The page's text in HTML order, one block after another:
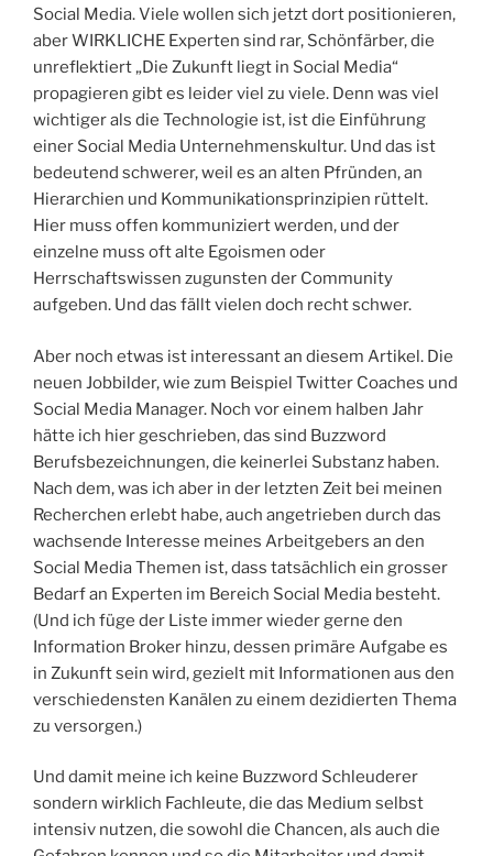
Social Media. Viele wollen sich jetzt dort positionieren,
aber WIRKLICHE Experten sind rar, Schönfärber, die
unreflektiert „Die Zukunft liegt in Social Media“
propagieren gibt es leider viel zu viele. Denn was viel
wichtiger als die Technologie ist, ist die Einführung
einer Social Media Unternehmenskultur. Und das ist
bedeutend schwerer, weil es an alten Pfründen, an
Hierarchien und Kommunikationsprinzipien rüttelt.
Hier muss offen kommuniziert werden, und der
einzelne muss oft alte Egoismen oder
Herrschaftswissen zugunsten der Community
aufgeben. Und das fällt vielen doch recht schwer.
Aber noch etwas ist interessant an diesem Artikel. Die
neuen Jobbilder, wie zum Beispiel Twitter Coaches und
Social Media Manager. Noch vor einem halben Jahr
hätte ich hier geschrieben, das sind Buzzword
Berufsbezeichnungen, die keinerlei Substanz haben.
Nach dem, was ich aber in der letzten Zeit bei meinen
Recherchen erlebt habe, auch angetrieben durch das
wachsende Interesse meines Arbeitgebers an den
Social Media Themen ist, dass tatsächlich ein grosser
Bedarf an Experten im Bereich Social Media besteht.
(Und ich füge der Liste immer wieder gerne den
Information Broker hinzu, dessen primäre Aufgabe es
in Zukunft sein wird, gezielt mit Informationen aus den
verschiedensten Kanälen zu einem dezidierten Thema
zu versorgen.)
Und damit meine ich keine Buzzword Schleuderer
sondern wirklich Fachleute, die das Medium selbst
intensiv nutzen, die sowohl die Chancen, als auch die